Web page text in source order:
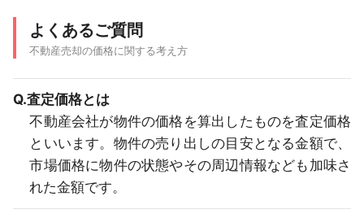
よくあるご質問
不動産売却の価格に関する考え方
Q.査定価格とは
不動産会社が物件の価格を算出したものを査定価格
といいます。物件の売り出しの目安となる金額で、
市場価格に物件の状態やその周辺情報なども加味さ
れた金額です。